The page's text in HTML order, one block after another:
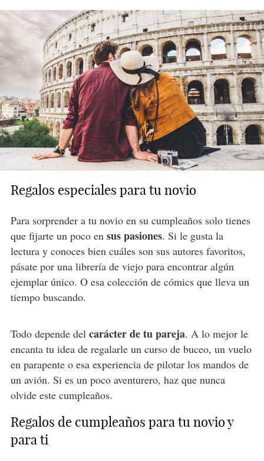
Regalos especiales para tu novio
Para sorprender a tu novio en su cumpleaños solo tienes
que fijarte un poco en sus pasiones. Si le gusta la
lectura y conoces bien cuáles son sus autores favoritos,
pásate por una librería de viejo para encontrar algún
ejemplar único. O esa colección de cómics que lleva un
tiempo buscando.
Todo depende del carácter de tu pareja. A lo mejor le
encanta tu idea de regalarle un curso de buceo, un vuelo
en parapente o esa experiencia de pilotar los mandos de
un avión. Si es un poco aventurero, haz que nunca
olvide este cumpleaños.
Regalos de cumpleaños para tu novio y
para ti